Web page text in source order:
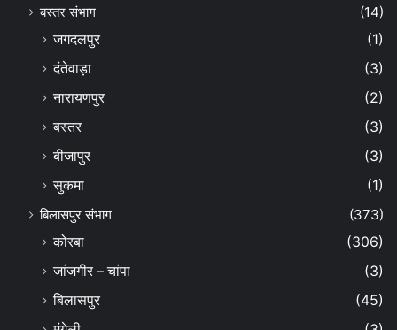
बस्तर संभाग
(14)
जगदलपुर
(1)
दंतेवाड़ा
(3)
नारायणपुर
(2)
बस्तर
(3)
बीजापुर
(3)
सुकमा
(1)
बिलासपुर संभाग
(373)
कोरबा
(306)
जांजगीर – चांपा
(3)
बिलासपुर
(45)